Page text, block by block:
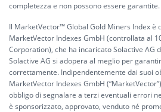
completezza e non possono essere garantite.
Il MarketVector™ Global Gold Miners Index è
MarketVector Indexes GmbH (controllata al
Corporation), che ha incaricato Solactive AG
Solactive AG si adopera al meglio per
correttamente. Indipendentemente dai suoi
MarketVector Indexes GmbH
obbligo di segnalare a terzi eventuali errori
è sponsorizzato, approvato, venduto né